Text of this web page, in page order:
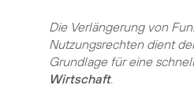
Die Verlängerung von
Nutzungsrechten dient
Grundlage für eine
Wirtschaft.